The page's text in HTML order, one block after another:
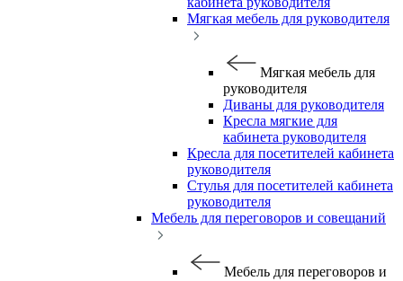
Мягкая мебель для руководителя
Мягкая мебель для
руководителя
Диваны для руководителя
Кресла мягкие для
кабинета руководителя
Кресла для посетителей кабинета
руководителя
Стулья для посетителей кабинета
руководителя
Мебель для переговоров и совещаний
Мебель для переговоров и